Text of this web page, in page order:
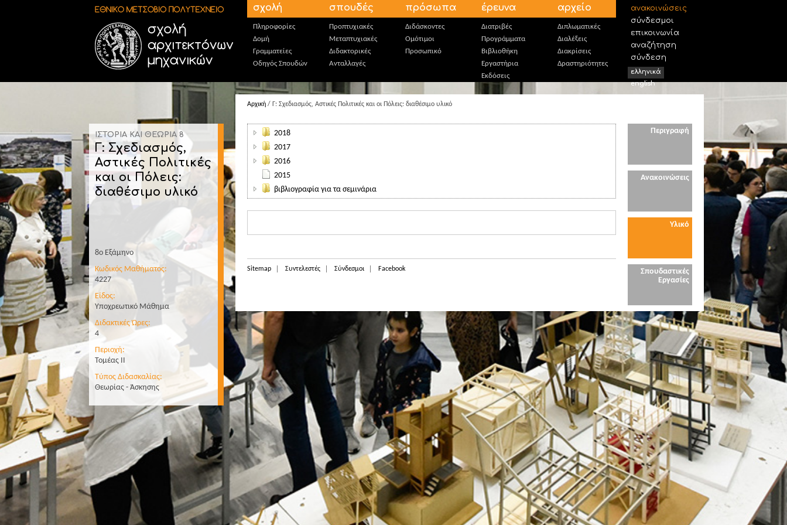
Παράκαμψη προς το κυρίως περιεχόμενο σχολή
Πληροφορίες
Δομή
Γραμματείες
Οδηγός Σπουδών
σπουδές
Προπτυχιακές
Μεταπτυχιακές
Διδακτορικές
Ανταλλαγές
πρόσωπα
Διδάσκοντες
Ομότιμοι
Προσωπικό
έρευνα
Διατριβές
Προγράμματα
Βιβλιοθήκη
Εργαστήρια
Εκδόσεις
αρχείο
Διπλωματικές
Διαλέξεις
Διακρίσεις
Δραστηριότητες
ανακοινώσεις
σύνδεσμοι
επικοινωνία
αναζήτηση
σύνδεση
ελληνικά
english
ΙΣΤΟΡΙΑ ΚΑΙ ΘΕΩΡΙΑ 8
Γ: Σχεδιασμός,
Αστικές Πολιτικές
και οι Πόλεις:
διαθέσιμο υλικό
8ο Εξάμηνο
Κωδικός Μαθήματος:
4227
Είδος:
Υποχρεωτικό Μάθημα
Διδακτικές Ώρες:
4
Περιοχή:
Τομέας II
Τύπος Διδασκαλίας:
Θεωρίας - Άσκησης
Αρχική / Γ: Σχεδιασμός, Αστικές Πολιτικές και οι Πόλεις: διαθέσιμο υλικό
2018
2017
2016
2015
βιβλιογραφία για τα σεμινάρια
Sitemap Συντελεστές Σύνδεσμοι Facebook
Περιγραφή
Ανακοινώσεις
Υλικό
Σπουδαστικές
Εργασίες